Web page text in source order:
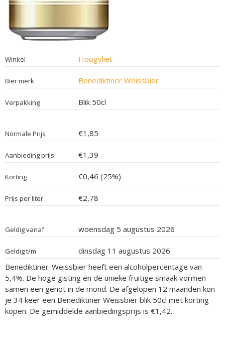
Winkel Hoogvliet
Bier merk Benediktiner Weissbier
Verpakking Blik 50cl
Normale Prijs €1,85
Aanbieding prijs €1,39
Korting €0,46 (25%)
Prijs per liter €2,78
Geldig vanaf woensdag 5 augustus 2026
Geldig t/m
dinsdag 11 augustus 2026
Benediktiner-Weissbier heeft een alcoholpercentage van
5,4%. De hoge gisting en de unieke fruitige smaak vormen
samen een genot in de mond. De afgelopen 12 maanden kon
je 34 keer een Benediktiner Weissbier blik 50cl met korting
kopen. De gemiddelde aanbiedingsprijs is €1,42.